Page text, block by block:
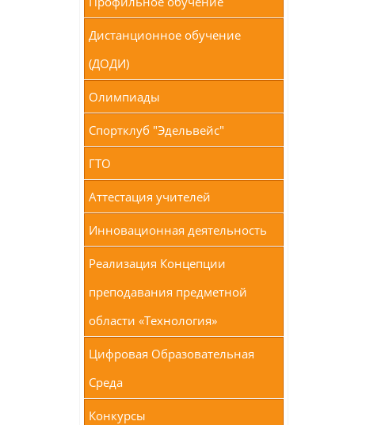
Дистанционное обучение
(ДОДИ)
Олимпиады
Спортклуб "Эдельвейс"
ГТО
Аттестация учителей
Инновационная деятельность
Реализация Концепции
преподавания предметной
области «Технология»
Цифровая Образовательная
Среда
Конкурсы